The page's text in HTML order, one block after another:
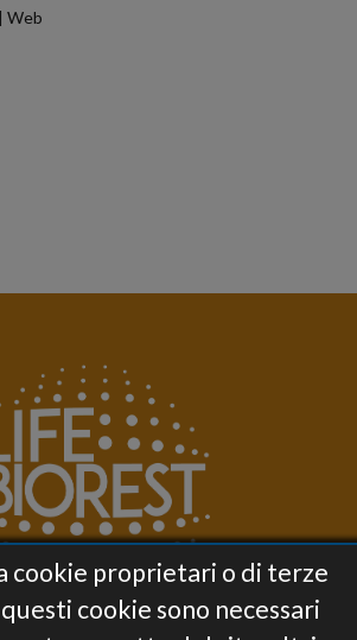
| Web
cookie proprietari o di terze
cookie sono necessari